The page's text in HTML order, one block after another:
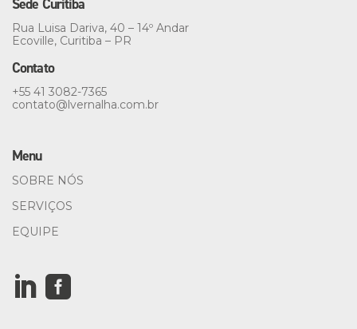
Rua Luisa Dariva, 40 – 14º Andar
Ecoville, Curitiba – PR
Contato
+55 41 3082-7365
contato@lvernalha.com.br
Menu
SOBRE NÓS
SERVIÇOS
EQUIPE
 